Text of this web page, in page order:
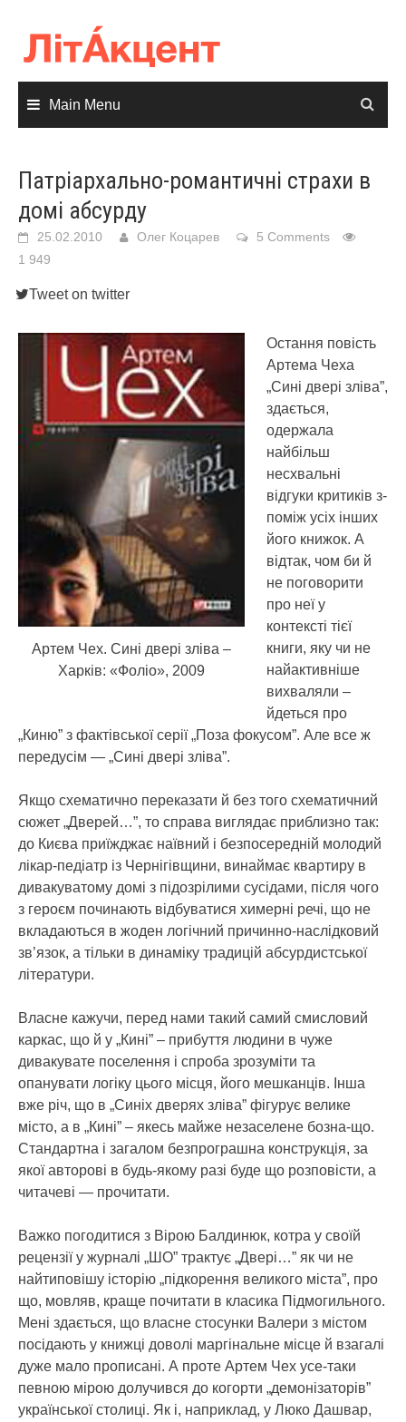
content
Main Menu
Патріархально-романтичні страхи в
домі абсурду
25.02.2010 Олег Коцарев
5 Comments
1 949
Tweet on twitter
Артем Чех. Сині двері зліва –
Харків: «Фоліо», 2009
Остання повість
Артема Чеха
„Сині двері зліва”,
здається,
одержала
найбільш
несхвальні
відгуки критиків з-
поміж усіх інших
його книжок. А
відтак, чом би й
не поговорити
про неї у
контексті тієї
книги, яку чи не
найактивніше
вихваляли –
йдеться про
„Киню” з фактівської серії „Поза фокусом”. Але все ж
передусім — „Сині двері зліва”.
Якщо схематично переказати й без того схематичний
сюжет „Дверей…”, то справа виглядає приблизно так:
до Києва приїжджає наївний і безпосередній молодий
лікар-педіатр із Чернігівщини, винаймає квартиру в
дивакуватому домі з підозрілими сусідами, після чого
з героєм починають відбуватися химерні речі, що не
вкладаються в жоден логічний причинно-наслідковий
зв’язок, а тільки в динаміку традицій абсурдистської
літератури.
Власне кажучи, перед нами такий самий смисловий
каркас, що й у „Кині” – прибуття людини в чуже
дивакувате поселення і спроба зрозуміти та
опанувати логіку цього місця, його мешканців. Інша
вже річ, що в „Синіх дверях зліва” фігурує велике
місто, а в „Кині” – якесь майже незаселене бозна-що.
Стандартна і загалом безпрограшна конструкція, за
якої авторові в будь-якому разі буде що розповісти, а
читачеві — прочитати.
Важко погодитися з Вірою Балдинюк, котра у своїй
рецензії у журналі „ШО” трактує „Двері…” як чи не
найтиповішу історію „підкорення великого міста”, про
що, мовляв, краще почитати в класика Підмогильного.
Мені здається, що власне стосунки Валери з містом
посідають у книжці доволі маргінальне місце й взагалі
дуже мало прописані. А проте Артем Чех усе-таки
певною мірою долучився до когорти „демонізаторів”
української столиці. Як і, наприклад, у Люко Дашвар,